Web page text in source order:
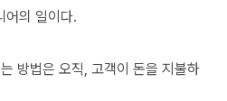
어의 일이다.
방법은 오직, 고객이 돈을 지불하